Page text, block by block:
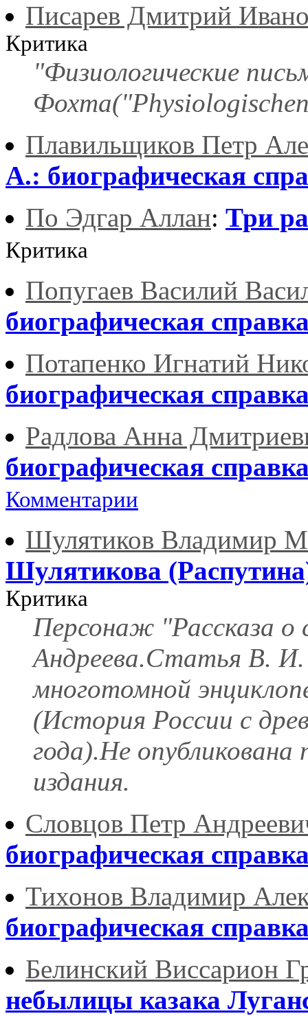
Писарев Дмитрий
Критика
"Физиологические
Плавильщиков Петр
А.: биографическая
По Эдгар Аллан: Три
Критика
Попугаев Василий
биографическая
Потапенко Игнатий
биографическая
Радлова Анна
биографическая
Комментарии
Шулятиков Владимир
Шулятикова
Критика
Персонаж "Рассказа о
Андреева.Статья В. И.
многотомной
(История России с
года).Не опубликована
издания.
Словцов Петр
биографическая
Тихонов Владимир
биографическая
Белинский Виссарион
небылицы казака